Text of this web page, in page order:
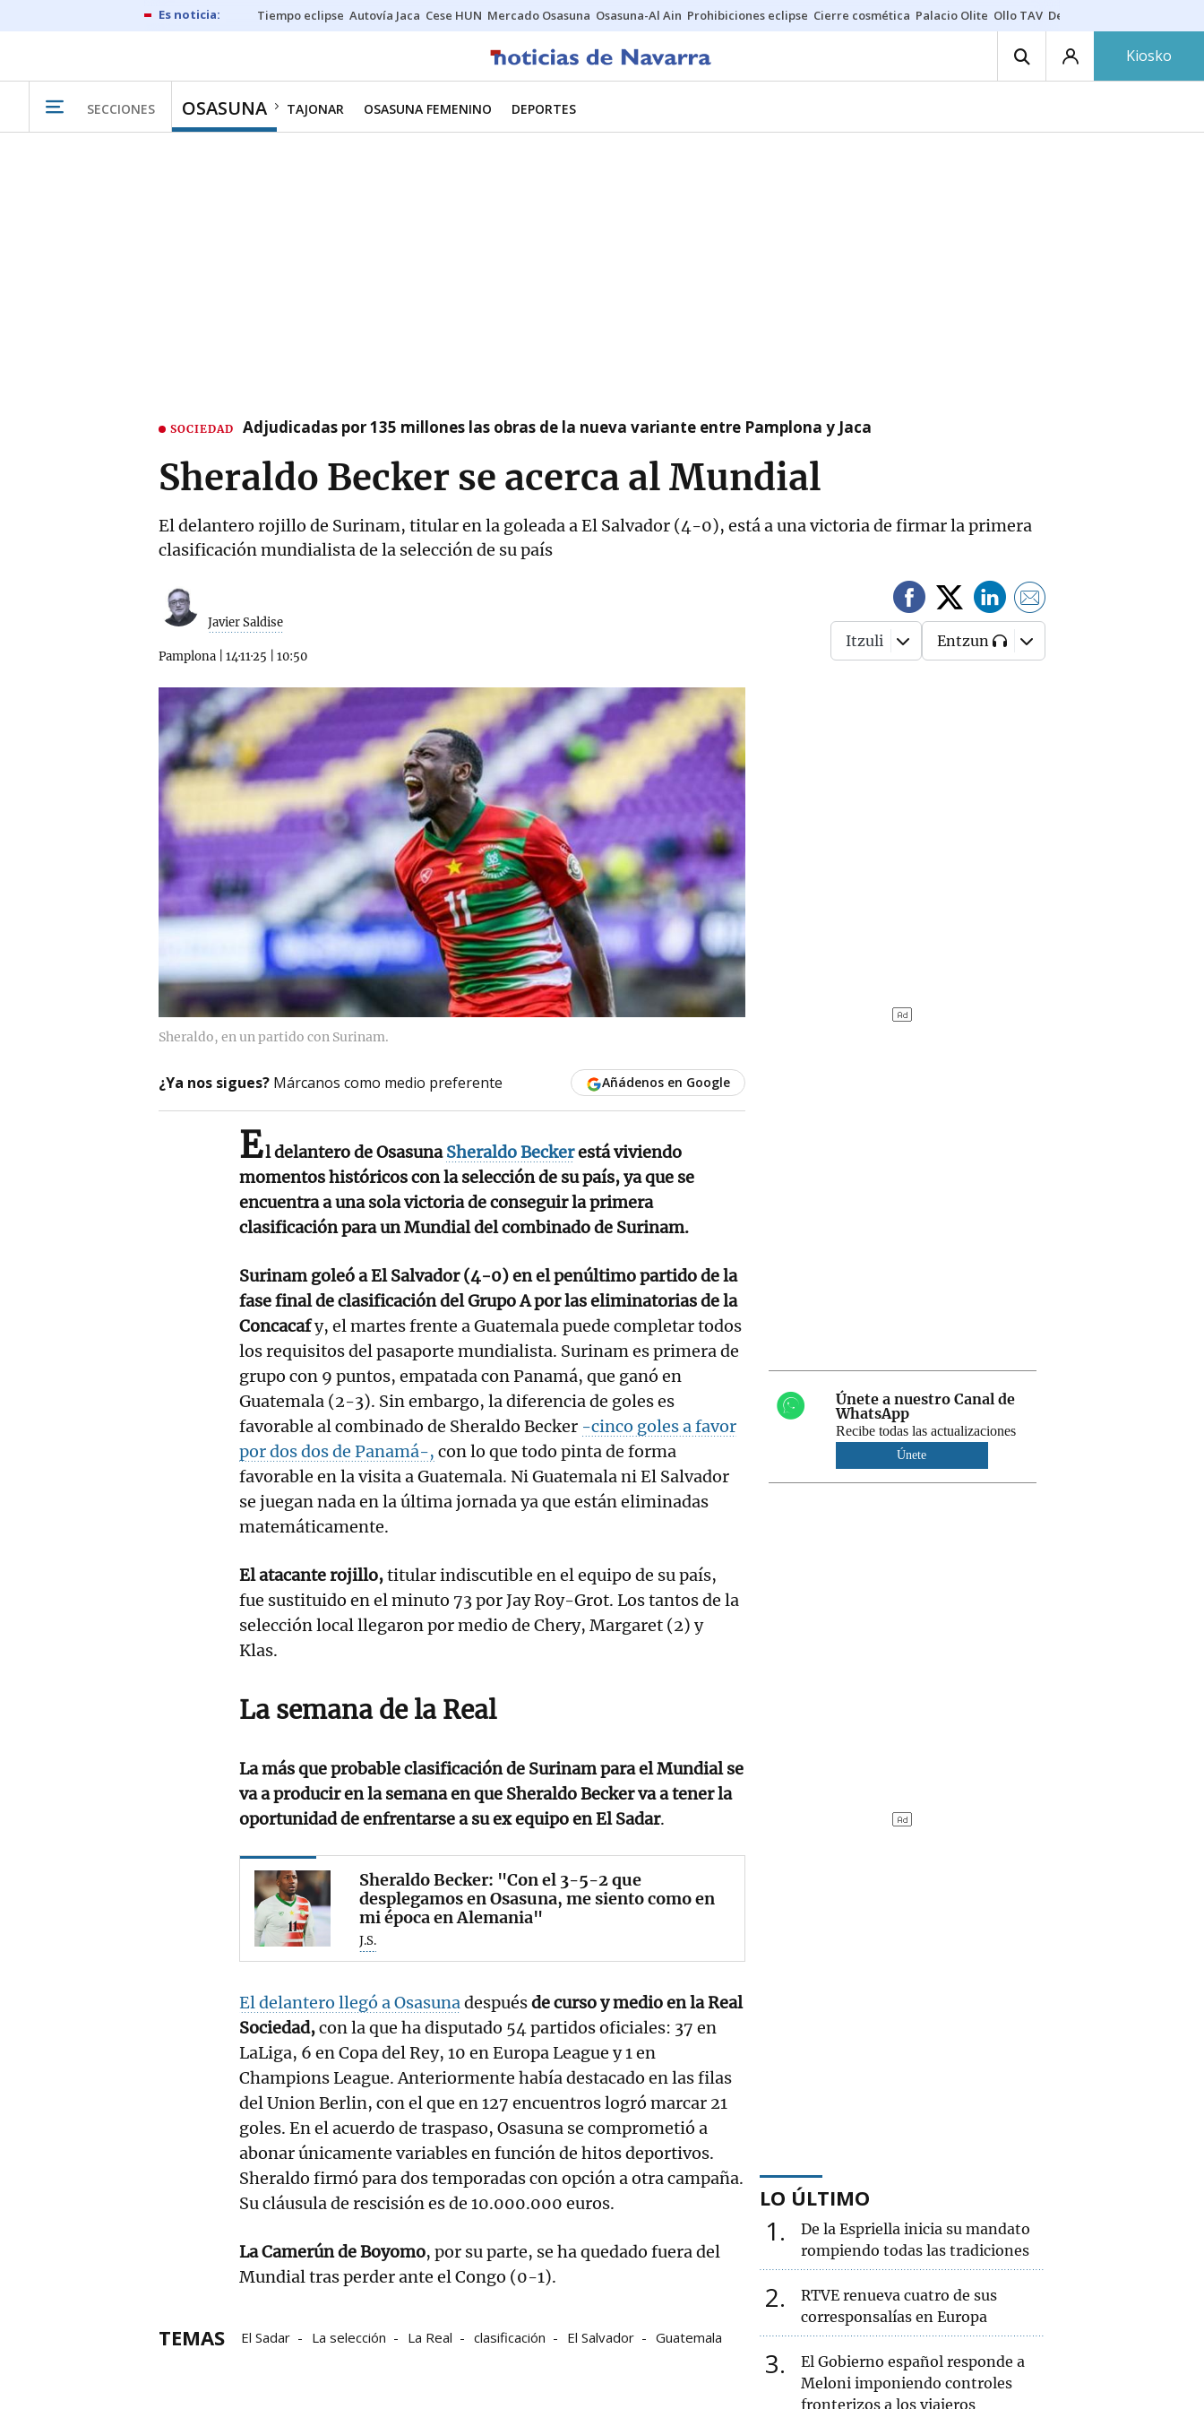
Tiempo eclipse Autovía Jaca Cese HUN Mercado Osasuna Osasuna-Al Ain Prohibiciones eclipse Cierre cosmética Palacio Olite Ollo TAV Derrama vecinos
Kiosko
SECCIONES OSASUNA TAJONAR OSASUNA FEMENINO DEPORTES
SOCIEDAD Adjudicadas por 135 millones las obras de la nueva variante entre Pamplona y Jaca
Sheraldo Becker se acerca al Mundial
El delantero rojillo de Surinam, titular en la goleada a El Salvador (4-0), está a una victoria de firmar la primera
clasificación mundialista de la selección de su país
Javier Saldise
Pamplona 14·11·25 10:50
Itzuli Entzun
Sheraldo, en un partido con Surinam.
¿Ya nos sigues? Márcanos como medio preferente Añádenos en Google
El delantero de OsasunaSheraldo Beckerestá viviendo
momentos históricos con la selección de su país, ya que se
encuentra a una sola victoria de conseguir la primera
clasificación para un Mundial del combinado de Surinam.
Surinam goleó a El Salvador (4-0) en el penúltimo partido de la
fase final de clasificación del Grupo A por las eliminatorias de la
Concacafy, el martes frente a Guatemala puede completar todos
los requisitos del pasaporte mundialista. Surinam es primera de
grupo con 9 puntos, empatada con Panamá, que ganó en
Guatemala (2-3). Sin embargo, la diferencia de goles es
favorable al combinado de Sheraldo Becker -cinco goles a favor
por dos dos de Panamá-, con lo que todo pinta de forma
favorable en la visita a Guatemala. Ni Guatemala ni El Salvador
se juegan nada en la última jornada ya que están eliminadas
matemáticamente.
El atacante rojillo,titular indiscutible en el equipo de su país,
fue sustituido en el minuto 73 por Jay Roy-Grot. Los tantos de la
selección local llegaron por medio de Chery, Margaret (2) y
Klas.
La semana de la Real
La más que probable clasificación de Surinam para el Mundial se
va a producir en la semana en que Sheraldo Becker va a tener la
oportunidad de enfrentarse a su ex equipo en El Sadar.
Sheraldo Becker: "Con el 3-5-2 que
desplegamos en Osasuna, me siento como en
mi época en Alemania"
J.S.
El delantero llegó a Osasunadespuésde curso y medio en la Real
Sociedad,con la que ha disputado 54 partidos oficiales: 37 en
LaLiga, 6 en Copa del Rey, 10 en Europa League y 1 en
Champions League. Anteriormente había destacado en las filas
del Union Berlin, con el que en 127 encuentros logró marcar 21
goles. En el acuerdo de traspaso, Osasuna se comprometió a
abonar únicamente variables en función de hitos deportivos.
Sheraldo firmó para dos temporadas con opción a otra campaña.
Su cláusula de rescisión es de 10.000.000 euros.
La Camerún de Boyomo, por su parte, se ha quedado fuera del
Mundial tras perder ante el Congo (0-1).
TEMAS El Sadar La selección La Real clasificación El Salvador Guatemala
Únete a nuestro Canal de
WhatsApp
Recibe todas las actualizaciones
Únete
LO ÚLTIMO
1
De la Espriella inicia su mandato
rompiendo todas las tradiciones
2
RTVE renueva cuatro de sus
corresponsalías en Europa
3
El Gobierno español responde a
Meloni imponiendo controles
fronterizos a los viajeros